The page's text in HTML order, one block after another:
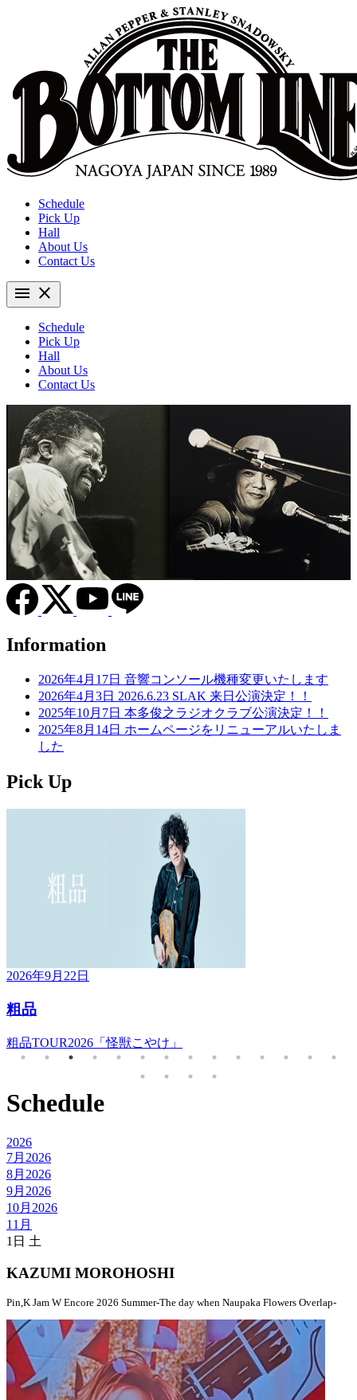
Schedule
Pick Up
Hall
About Us
Contact Us
menu close
Schedule
Pick Up
Hall
About Us
Contact Us
Information
2026年4月17日 音響コンソール機種変更いたします
2026年4月3日 2026.6.23 SLAK 来日公演決定！！
2025年10月7日 本多俊之ラジオクラブ公演決定！！
2025年8月14日 ホームページをリニューアルいたしま
した
Pick Up
2026年9月22日
粗品
粗品TOUR2026「怪獣こやけ」
Schedule
2026
7月 2026
8月 2026
9月 2026
10月 2026
11月
1日 土
KAZUMI MOROHOSHI
Pin,K Jam W Encore 2026 Summer-The day when Naupaka Flowers Overlap-